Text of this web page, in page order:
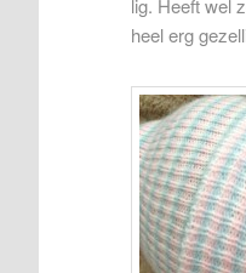
lig. Heeft wel
heel erg